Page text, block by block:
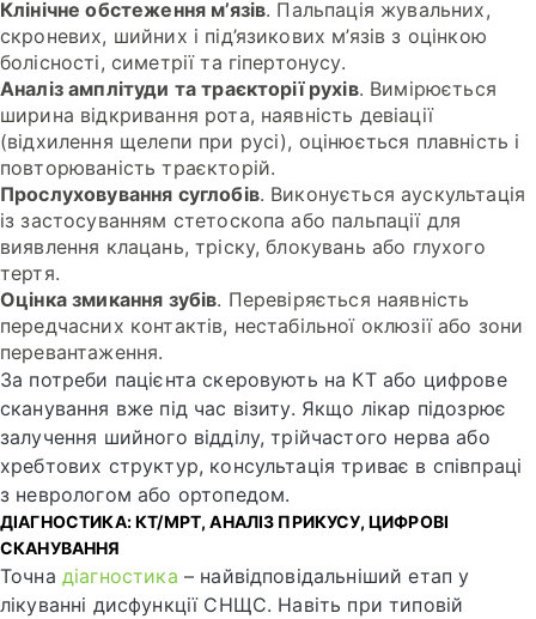
Клінічне обстеження м’язів. Пальпація жувальних,
скроневих, шийних і під’язикових м’язів з оцінкою
болісності, симетрії та гіпертонусу.
Аналіз амплітуди та траєкторії рухів. Вимірюється
ширина відкривання рота, наявність девіації
(відхилення щелепи при русі), оцінюється плавність і
повторюваність траєкторій.
Прослуховування суглобів. Виконується аускультація
із застосуванням стетоскопа або пальпації для
виявлення клацань, тріску, блокувань або глухого
тертя.
Оцінка змикання зубів. Перевіряється наявність
передчасних контактів, нестабільної оклюзії або зони
перевантаження.
За потреби пацієнта скеровують на КТ або цифрове
сканування вже під час візиту. Якщо лікар підозрює
залучення шийного відділу, трійчастого нерва або
хребтових структур, консультація триває в співпраці
з неврологом або ортопедом.
ДІАГНОСТИКА: КТ/МРТ, АНАЛІЗ ПРИКУСУ, ЦИФРОВІ
СКАНУВАННЯ
Точна діагностика – найвідповідальніший етап у
лікуванні дисфункції СНЩС. Навіть при типовій